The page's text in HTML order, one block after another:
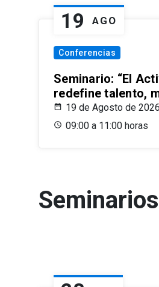
19 AGO
Conferencias
Seminario: “El
redefine talento,
19 de Agosto de 2026
09:00 a 11:00 horas
Seminarios